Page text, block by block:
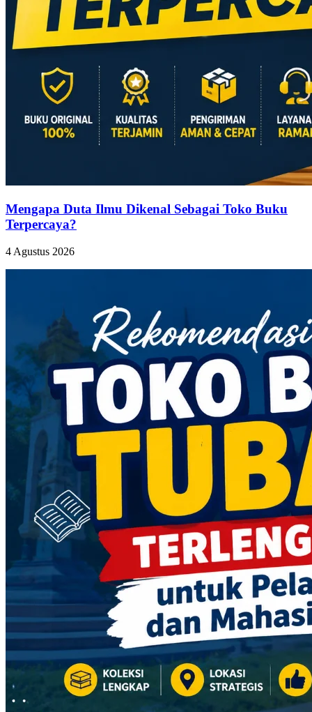
Mengapa Duta Ilmu Dikenal Sebagai Toko Buku
Terpercaya?
4 Agustus 2026